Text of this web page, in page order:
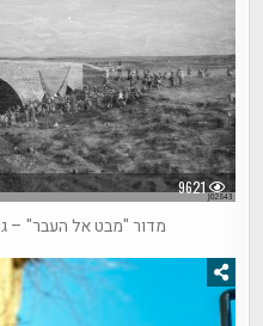
9621
מדור "מבט אל העבר" –